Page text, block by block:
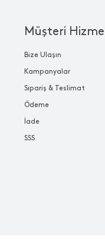
Müşteri
Bize Ulaşın
Kampanyalar
Sipariş & Teslimat
Ödeme
İade
SSS